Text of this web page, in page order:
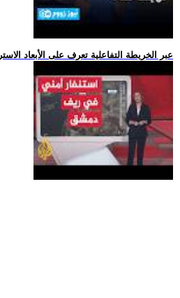
.. عبر الخريطة التفاعلية تعرف على الأبعاد